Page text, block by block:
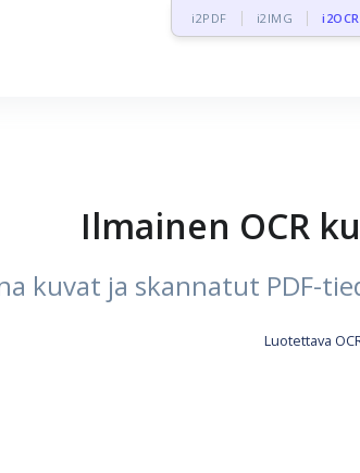
i2PDF i2IMG i2OCR
Ilmainen OCR
kuvat ja skannatut PDF-
Luotettava